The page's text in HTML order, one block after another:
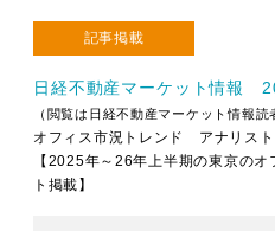
記事掲載
日経不動産マーケット情報
（閲覧は日経不動産マーケット情報読
オフィス市況トレンド アナリスト
【2025年～26年上半期の東京の
ト掲載】